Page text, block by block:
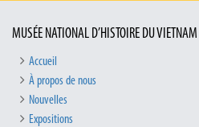
MUSÉE NATIONAL D’HISTOIRE DU VIETNAM
Accueil
À propos de nous
Nouvelles
Expositions